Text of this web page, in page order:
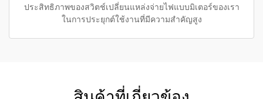
ประสิทธิภาพของสวิตช์เปลี่ยนแหล่งจ่ายไฟแบบมิเตอร์ของเรา
ในการประยุกต์ใช้งานที่มีความสำคัญสูง